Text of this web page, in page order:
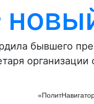
бывшего